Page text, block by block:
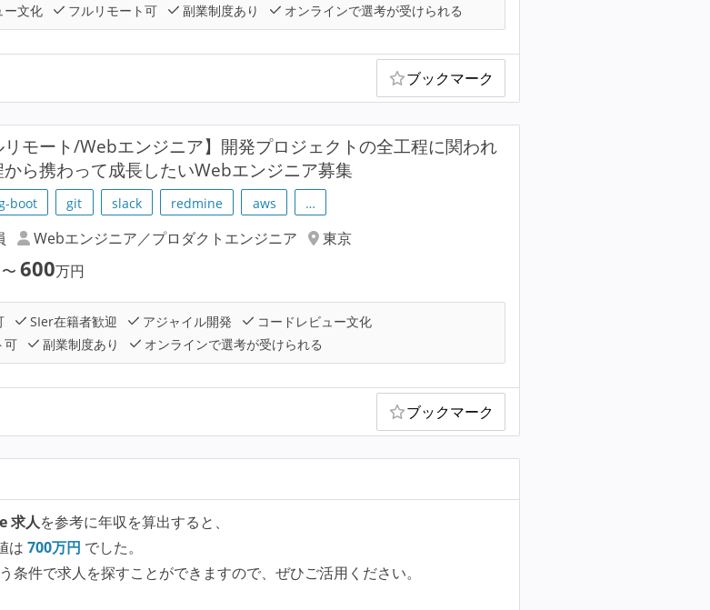
文化
フルリモート可 副業制度あり オンラインで選考が受けられる
ブックマーク
リモート/Webエンジニア】開発プロジェクトの全工程に関われ
ら携わって成長したいWebエンジニア募集
boot git slack redmine aws …
Webエンジニア／プロダクトエンジニア
東京
〜600万円
SIer在籍者歓迎 アジャイル開発
コードレビュー文化
可
副業制度あり オンラインで選考が受けられる
ブックマーク
求人を参考に年収を算出すると、
は 700万円 でした。
条件で求人を探すことができますので、ぜひご活用ください。